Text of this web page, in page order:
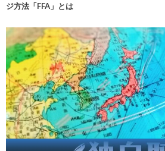
ジ方法「FFA」とは